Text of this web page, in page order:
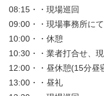
08:15・・現場巡回
09:00・・現場事務所に
10:00・・休憩
10:30・・業者打合せ、
12:00・・昼休憩(15分昼
13:00・・昼礼